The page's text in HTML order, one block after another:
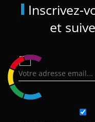
Inscrivez-
et